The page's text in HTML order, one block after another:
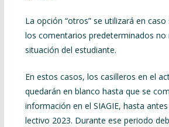
La opción “otros” se utilizará en
los comentarios predeterminados no
situación del estudiante.
En estos casos, los casilleros en el
quedarán en blanco hasta que se
información en el SIAGIE, hasta
lectivo 2023. Durante ese periodo